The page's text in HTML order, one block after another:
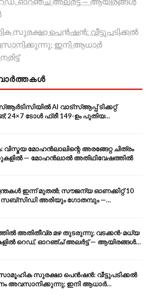
സുരക്ഷാ പെൻഷൻ: വീട്ടുപടിക്കൽ
ഇനി ആധാർ
AI വാട്സ്ആപ്പ് ടിക്കറ്റ്
24×7 ടോൾ ഫ്രീ 149-ഉം പുതിയ
വിസ്മയ മോഹൻലാലിന്റെ അരങ്ങേറ്റ ചിത്രം
— മോഹൻലാൽ അതിഥിവേഷത്തിൽ
ഇന്ന് മുതൽ; സൗജന്യ ഓണക്കിറ്റ് 10
അരിയും ഗോതമ്പും —
കടിഞ്ഞാൺ
അതിതീവ്ര മഴ തുടരുന്നു; വടക്കൻ-മധ്യ
റെഡ്, ഓറഞ്ച് അലർട്ട് — ആയിരങ്ങൾ
സുരക്ഷാ പെൻഷൻ: വീട്ടുപടിക്കൽ
അവസാനിക്കുന്നു; ഇനി ആധാർ
നേരിട്ട്